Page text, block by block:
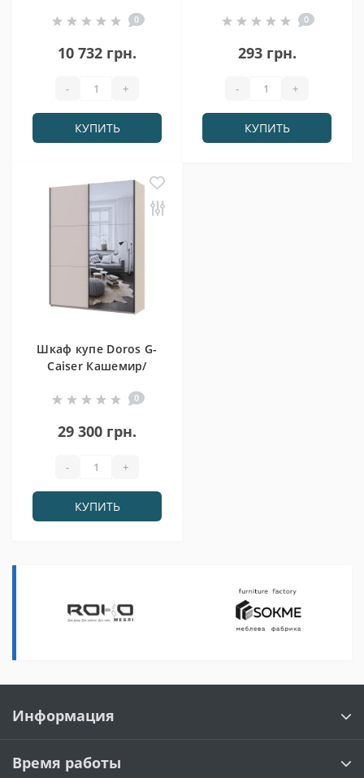
3 ДСП 121х52х195
0
10 732 грн.
- +
КУПИТЬ
0
293 грн.
- +
КУПИТЬ
Шкаф купе Doros G-
Caiser Кашемир/
зеркало 3 части
(42005321)
0
29 300 грн.
- +
КУПИТЬ
Информация
Время работы